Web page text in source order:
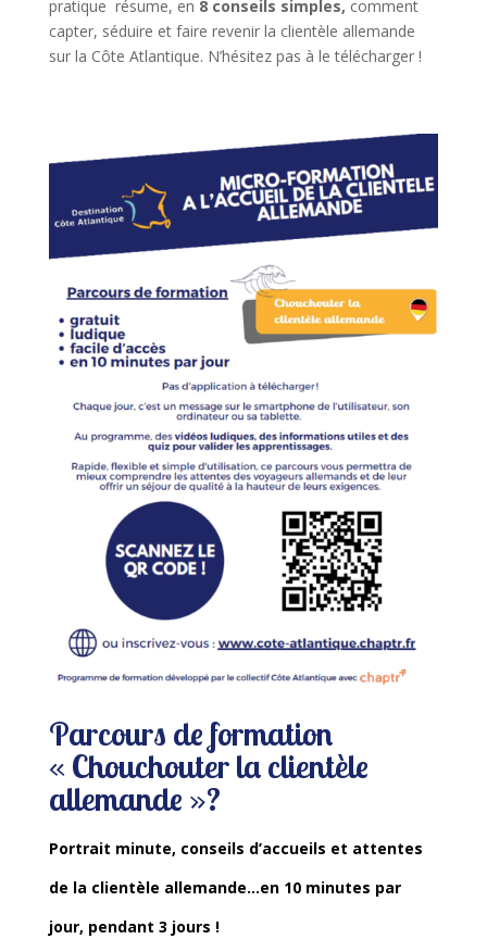
pratique résume, en 8 conseils simples, comment
capter, séduire et faire revenir la clientèle allemande
sur la Côte Atlantique. N’hésitez pas à le télécharger !
Parcours de formation
« Chouchouter la clientèle
allemande »?
Portrait minute, conseils d’accueils et attentes
de la clientèle allemande…en 10 minutes par
jour, pendant 3 jours !